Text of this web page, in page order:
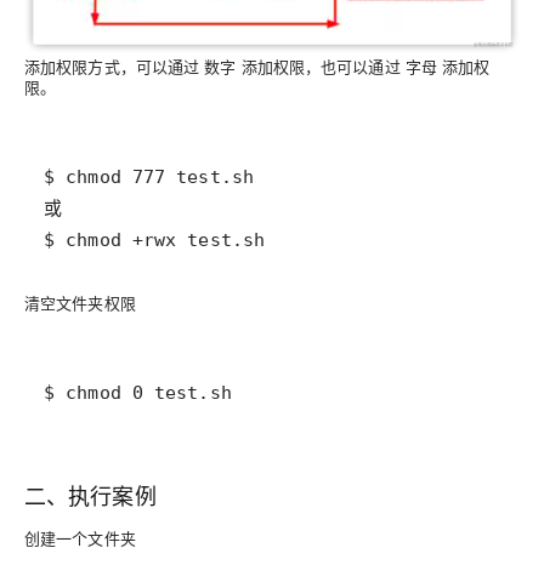
添加权限方式，可以通过数字 添加权限，也可以通过 字母添加权
限。
$ chmod +rwx test.sh
清空文件夹权限
$ chmod 0 test.sh
二、执行案例
创建一个文件夹